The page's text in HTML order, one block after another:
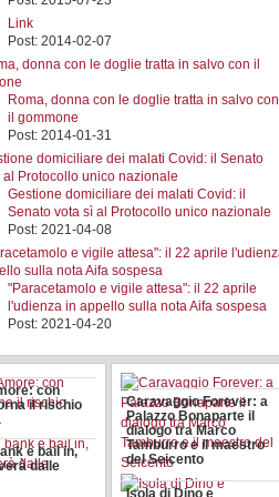
Link
Post: 2014-02-07
Roma, donna con le doglie tratta in salvo con
il gommone
Post: 2014-01-31
Gestione domiciliare dei malati Covid: il
Senato vota sì al Protocollo unico nazionale
Post: 2021-04-08
"Paracetamolo e vigile attesa": il 22 aprile
l'udienza in appello sulla nota Aifa sospesa
Post: 2021-04-20
con
il rischio
e bail in,
dalle
Caravaggio Forever: a
Palazzo Bonaparte il
dialogo tra Marco
Tamburro e il maestro
del Seicento
Isola di Dino e